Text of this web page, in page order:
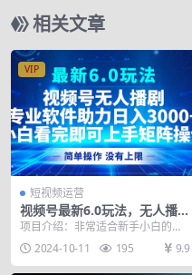
相关文章
VIP
短视频运营
视频号最新6.0玩法，无人播
剧，轻松日入3000+
项目介绍：非常适合新手小白的无
人直播项目，利用软件辅助，简单
搭建，风口期蓝海项目...
2024-10-11 195 9.9